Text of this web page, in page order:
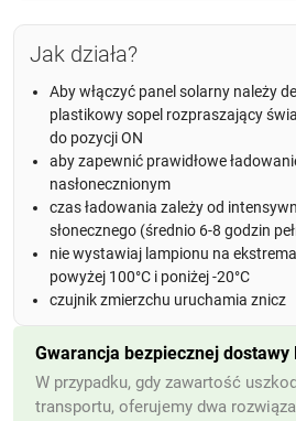
Jak działa?
Aby włączyć panel solarny należy
plastikowy sopel rozpraszający
do pozycji ON
aby zapewnić prawidłowe
nasłonecznionym
czas ładowania zależy od
słonecznego (średnio 6-8 godzin
nie wystawiaj lampionu na
powyżej 100°C i poniżej -20°C
czujnik zmierzchu uruchamia znicz
Gwarancja bezpiecznej dostawy
W przypadku, gdy zawartość
transportu, oferujemy dwa